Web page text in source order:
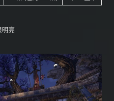
明亮